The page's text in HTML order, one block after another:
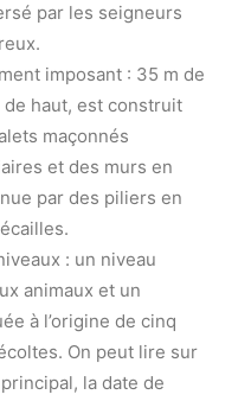
par les seigneurs
imposant : 35 m de
de haut, est construit
maçonnés
et des murs en
par des piliers en
: un niveau
animaux et un
à l’origine de cinq
On peut lire sur
la date de